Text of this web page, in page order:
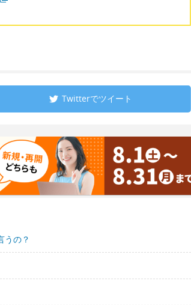
Twitterでツイート
うの？